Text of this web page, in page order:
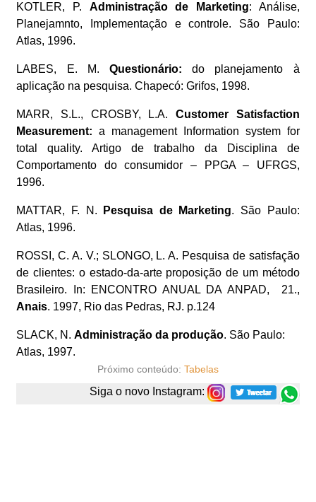
KOTLER, P. Administração de Marketing: Análise,
Planejamnto, Implementação e controle. São Paulo:
Atlas, 1996.
LABES, E. M. Questionário:do planejamento à
aplicação na pesquisa. Chapecó: Grifos, 1998.
MARR, S.L., CROSBY, L.A. Customer Satisfaction
Measurement: a management Information system for
total quality. Artigo de trabalho da Disciplina de
Comportamento do consumidor – PPGA – UFRGS,
1996.
MATTAR, F. N. Pesquisa de Marketing. São Paulo:
Atlas, 1996.
ROSSI, C. A. V.; SLONGO, L. A. Pesquisa de satisfação
de clientes: o estado-da-arte proposição de um método
Brasileiro. In: ENCONTRO ANUAL DA ANPAD, 21.,
Anais. 1997, Rio das Pedras, RJ. p.124
SLACK, N.Administração da produção. São Paulo:
Atlas, 1997.
Próximo conteúdo: Tabelas
Siga o novo Instagram: